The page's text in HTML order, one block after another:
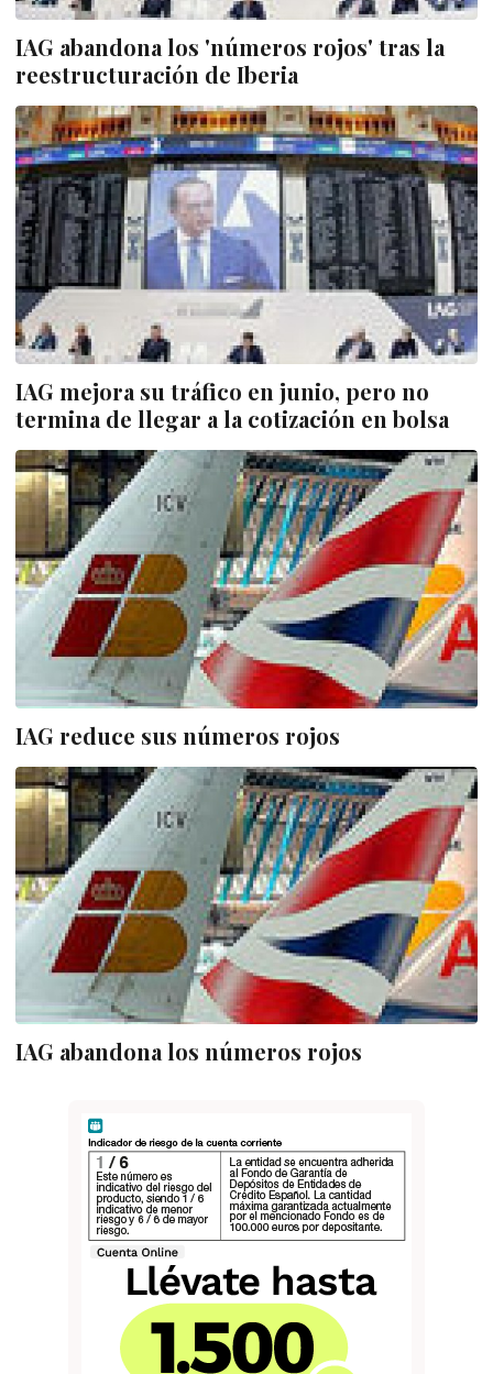
IAG abandona los 'números rojos' tras la
reestructuración de Iberia
IAG mejora su tráfico en junio, pero no
termina de llegar a la cotización en bolsa
IAG reduce sus números rojos
IAG abandona los números rojos